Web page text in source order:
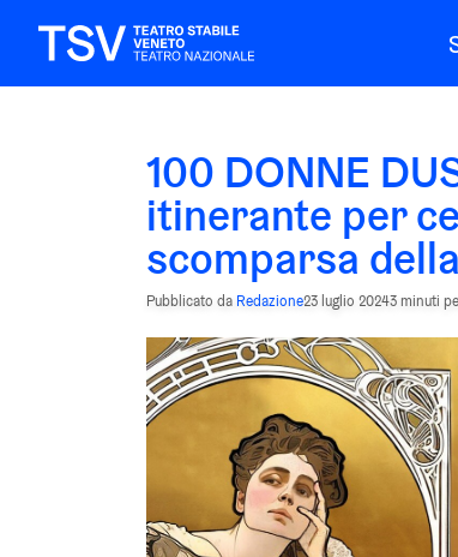
100 DONNE
itinerante per
scomparsa
Pubblicato da Redazione23 luglio 20243 minuti